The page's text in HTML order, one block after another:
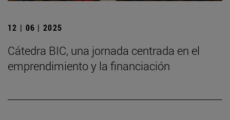
12 | 06 | 2025
Cátedra BIC, una jornada centrada en el
emprendimiento y la financiación